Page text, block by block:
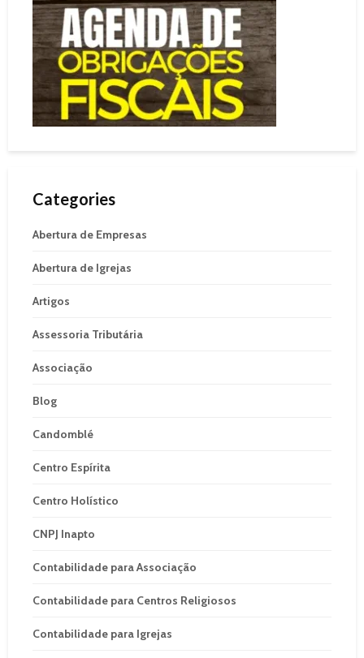
Categories
Abertura de Empresas
Abertura de Igrejas
Artigos
Assessoria Tributária
Associação
Blog
Candomblé
Centro Espírita
Centro Holístico
CNPJ Inapto
Contabilidade para Associação
Contabilidade para Centros Religiosos
Contabilidade para Igrejas